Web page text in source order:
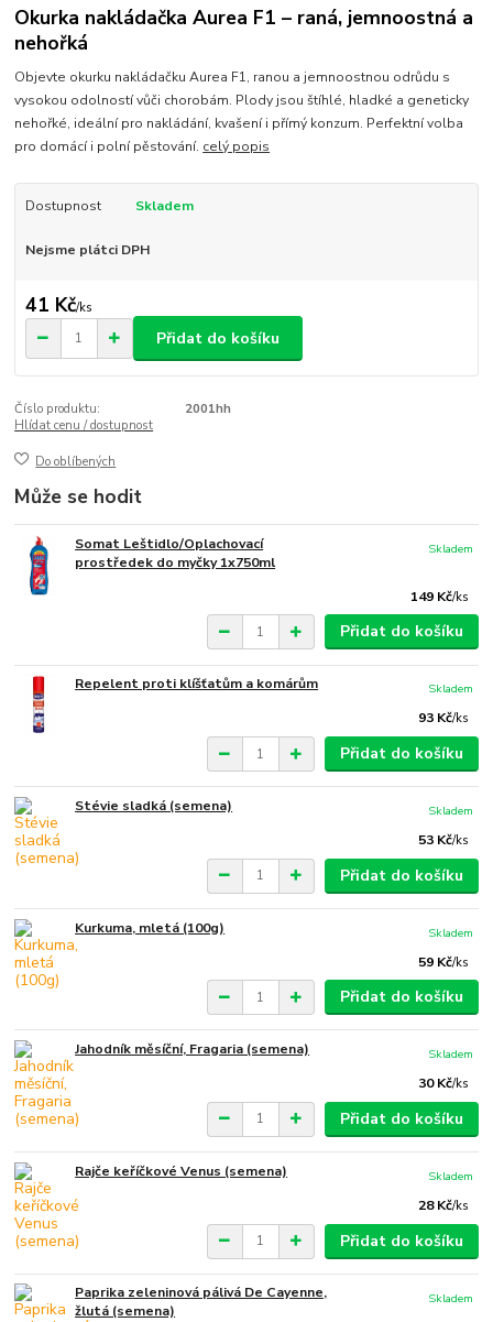
Okurka nakládačka Aurea F1 – raná, jemnoostná a
nehořká
Objevte okurku nakládačku Aurea F1, ranou a jemnoostnou odrůdu s
vysokou odolností vůči chorobám. Plody jsou štíhlé, hladké a geneticky
nehořké, ideální pro nakládání, kvašení i přímý konzum. Perfektní volba
pro domácí i polní pěstování. celý popis
Dostupnost Skladem
Nejsme plátci DPH
41 Kč/ks
Přidat do košíku
Číslo produktu:
2001hh
Hlídat cenu / dostupnost
Do oblíbených
Může se hodit
Somat Leštidlo/Oplachovací
prostředek do myčky 1x750ml
149 Kč/ks
Skladem
Přidat do košíku
Repelent proti klíšťatům a komárům
93 Kč/ks
Skladem
Přidat do košíku
Stévie sladká (semena)
53 Kč/ks
Skladem
Přidat do košíku
Kurkuma, mletá (100g)
59 Kč/ks
Skladem
Přidat do košíku
Jahodník měsíční, Fragaria (semena)
30 Kč/ks
Skladem
Přidat do košíku
Rajče keříčkové Venus (semena)
28 Kč/ks
Skladem
Přidat do košíku
Paprika zeleninová pálivá De Cayenne,
žlutá (semena)
Skladem